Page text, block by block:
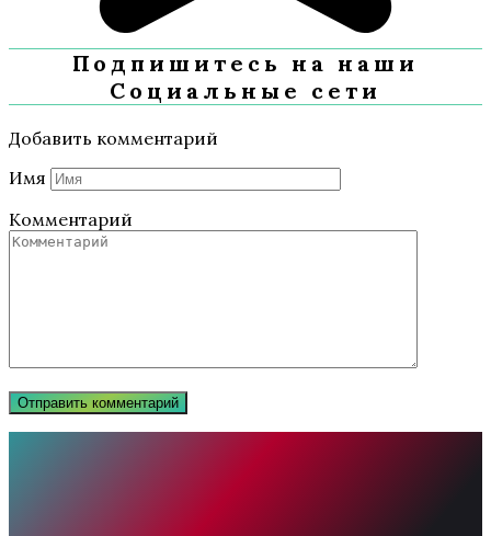
Подпишитесь на наши
Социальные сети
Добавить комментарий
Имя
Комментарий